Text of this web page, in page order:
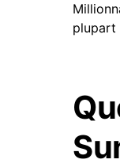
plupart